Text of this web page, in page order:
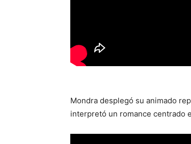
Mondra desplegó su animado
interpretó un romance centrado